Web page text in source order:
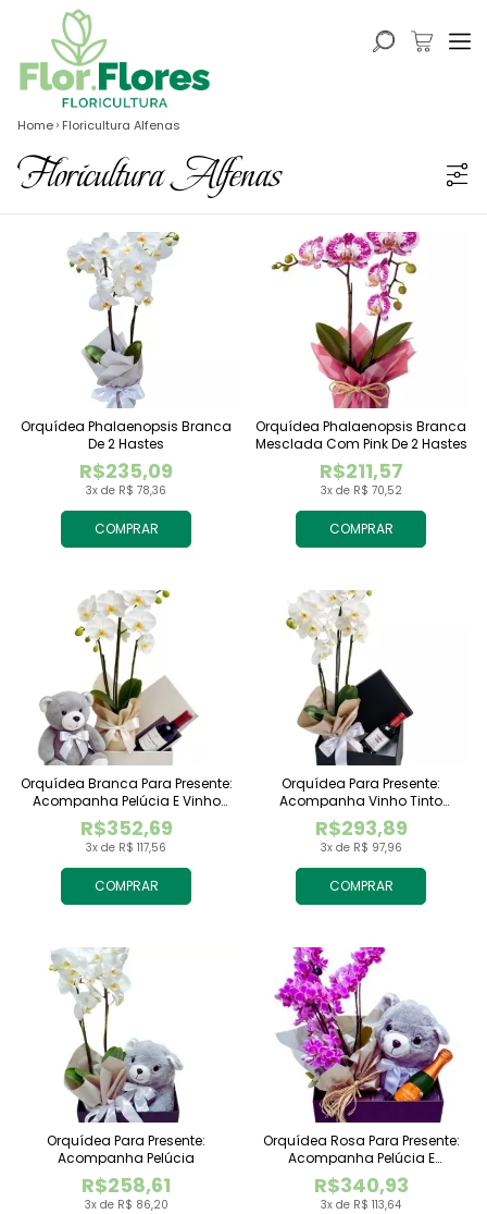
Home Floricultura Alfenas
Floricultura Alfenas
COMPRAR
3x de R$ 78,36
R$235,09
Orquídea Phalaenopsis Branca
De 2 Hastes
COMPRAR
3x de R$ 70,52
R$211,57
Orquídea Phalaenopsis Branca
Mesclada Com Pink De 2 Hastes
COMPRAR
3x de R$ 117,56
R$352,69
Orquídea Branca Para Presente:
Acompanha Pelúcia E Vinho
Tinto Importado
COMPRAR
3x de R$ 97,96
R$293,89
Orquídea Para Presente:
Acompanha Vinho Tinto
Importado
3x de R$ 86,20
R$258,61
Orquídea Para Presente:
Acompanha Pelúcia
3x de R$ 113,64
R$340,93
Orquídea Rosa Para Presente:
Acompanha Pelúcia E
Espumante